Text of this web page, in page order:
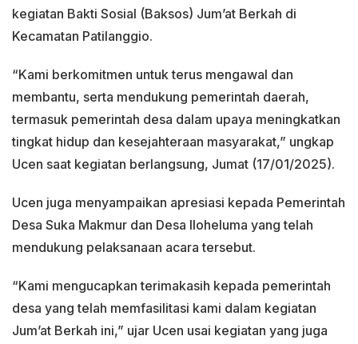
kegiatan Bakti Sosial (Baksos) Jum’at Berkah di
Kecamatan Patilanggio.
“Kami berkomitmen untuk terus mengawal dan
membantu, serta mendukung pemerintah daerah,
termasuk pemerintah desa dalam upaya meningkatkan
tingkat hidup dan kesejahteraan masyarakat,” ungkap
Ucen saat kegiatan berlangsung, Jumat (17/01/2025).
Ucen juga menyampaikan apresiasi kepada Pemerintah
Desa Suka Makmur dan Desa Iloheluma yang telah
mendukung pelaksanaan acara tersebut.
“Kami mengucapkan terimakasih kepada pemerintah
desa yang telah memfasilitasi kami dalam kegiatan
Jum’at Berkah ini,” ujar Ucen usai kegiatan yang juga